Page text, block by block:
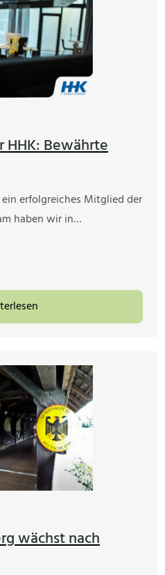
HHK: Bewährte
ein erfolgreiches Mitglied der
haben wir in…
wächst nach